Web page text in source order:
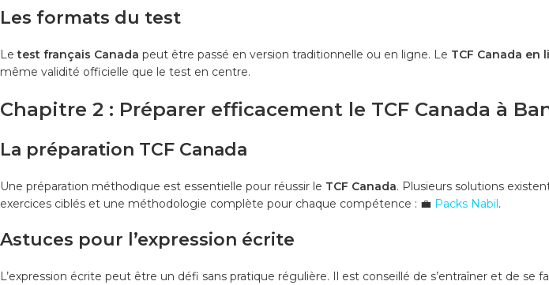
Les formats du test
Letest français Canada peut être passé en version traditionnelle ou en ligne. Le TCF Canada en
même validité officielle que le test en centre.
Chapitre 2 : Préparer efficacement le TCF Canada à
La préparation TCF Canada
Une préparation méthodique est essentielle pour réussir le TCF Canada. Plusieurs solutions
exercices ciblés et une méthodologie complète pour chaque compétence : 💼 Packs Nabil .
Astuces pour l’expression écrite
L’expression écrite peut être un défi sans pratique régulière. Il est conseillé de s’entraîner et de se